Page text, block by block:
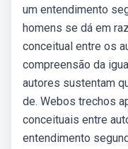
um entendimento
homens se dá em
conceitual entre os
compreensão da
autores sustentam
de. Webos trechos
conceituais entre
entendimento